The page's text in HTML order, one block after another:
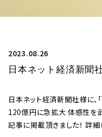
2023.08.26
日本ネット経済新聞
日本ネット経済新聞社様に
120億円に急拡大 体感性を
記事に掲載頂きました！ 詳細